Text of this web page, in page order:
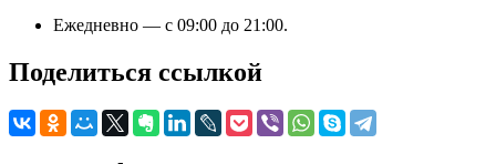
Ежедневно — с 09:00 до 21:00.
Поделиться ссылкой